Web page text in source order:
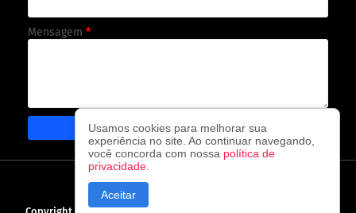
Mensagem *
CAPA CONTATO
Usamos cookies para melhorar sua
experiência no site. Ao continuar navegando,
você concorda com nossa política de
privacidade
Aceitar